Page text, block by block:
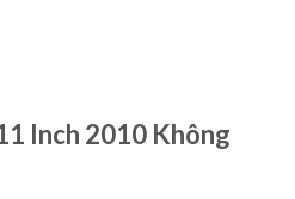
Inch 2010 Không